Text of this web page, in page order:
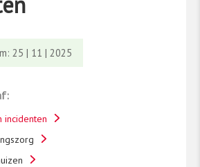
25 | 11 | 2025
incidenten